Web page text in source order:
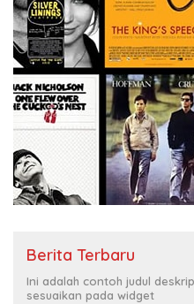
Berita Terbaru
Ini adalah contoh judul
sesuaikan pada widget